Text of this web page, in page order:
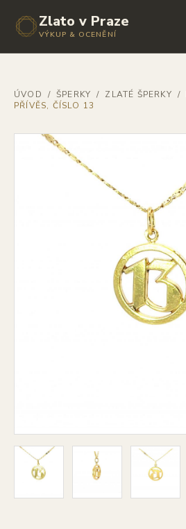
Zlato v Praze
VÝKUP & OCENĚNÍ
ÚVOD / ŠPERKY / ZLATÉ ŠPERKY /
PŘÍVĚS, ČÍSLO 13